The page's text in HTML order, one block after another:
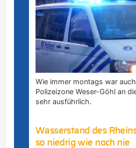
Wie immer montags war
Polizeizone Weser-Göhl an
sehr ausführlich.
Wasserstand des
so niedrig wie noch nie